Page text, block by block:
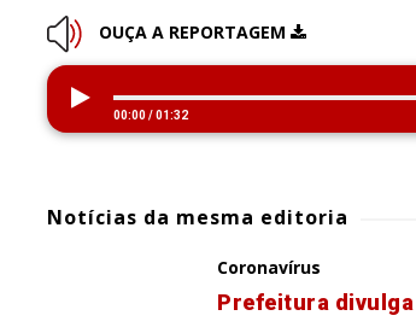
OUÇA A REPORTAGEM
00:00/01:32
Notícias da mesma editoria
Coronavírus
Prefeitura divulga